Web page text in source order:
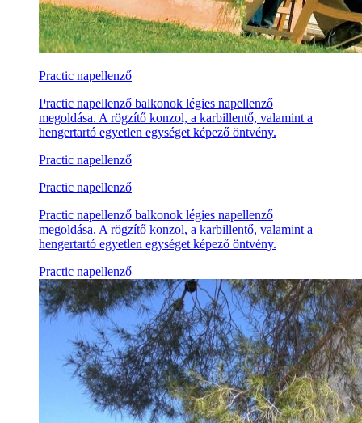
Practic napellenző
Practic napellenző balkonok légies napellenző
megoldása. A rögzítő konzol, a karbillentő, valamint a
hengertartó egyetlen egységet képező öntvény.
Practic napellenző
Practic napellenző
Practic napellenző balkonok légies napellenző
megoldása. A rögzítő konzol, a karbillentő, valamint a
hengertartó egyetlen egységet képező öntvény.
Practic napellenző